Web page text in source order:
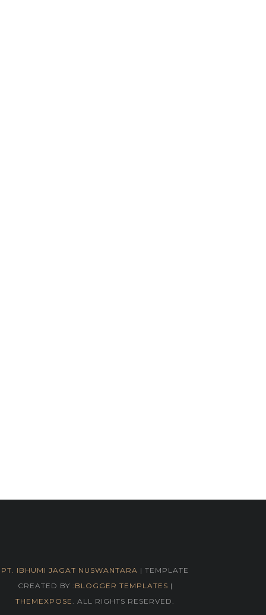
PT. IBHUMI JAGAT NUSWANTARA | TEMPLATE
CREATED BY : BLOGGER TEMPLATES |
THEMEXPOSE . ALL RIGHTS RESERVED.